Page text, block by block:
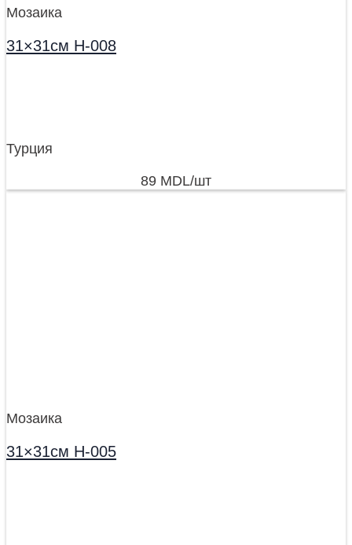
Мозаика
31×31см H-008
Турция
89 MDL/шт
Мозаика
31×31см H-005